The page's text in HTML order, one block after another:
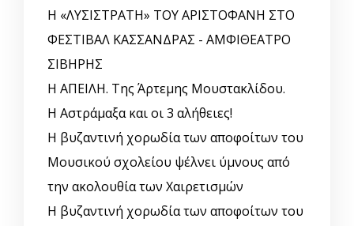
Η «ΛΥΣΙΣΤΡΑΤΗ» ΤΟΥ ΑΡΙΣΤΟΦΑΝΗ ΣΤΟ
ΦΕΣΤΙΒΑΛ ΚΑΣΣΑΝΔΡΑΣ - ΑΜΦΙΘΕΑΤΡΟ
ΣΙΒΗΡΗΣ
Η ΑΠΕΙΛΗ. Της Άρτεμης Μουστακλίδου.
Η Αστράμαξα και οι 3 αλήθειες!
Η βυζαντινή χορωδία των αποφοίτων του
Μουσικού σχολείου ψέλνει ύμνους από
την ακολουθία των Χαιρετισμών
Η βυζαντινή χορωδία των αποφοίτων του